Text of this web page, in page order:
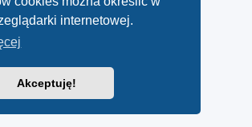
internetowej.
Akceptuję!